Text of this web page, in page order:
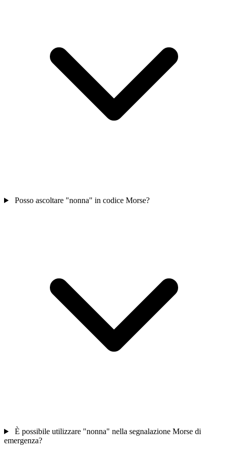
Posso ascoltare "nonna" in codice Morse?
È possibile utilizzare "nonna" nella segnalazione Morse di
emergenza?